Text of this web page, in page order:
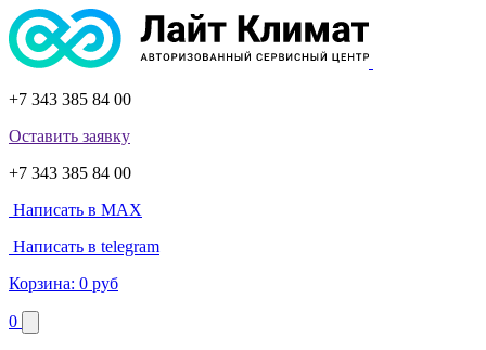
+7 343 385 84 00
Оставить заявку
+7 343 385 84 00
Написать в MAX
Написать в telegram
Корзина: 0 руб
0